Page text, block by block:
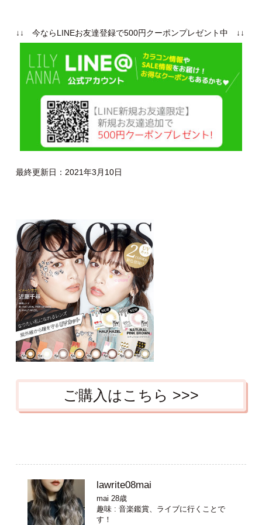
↓↓ 今ならLINEお友達登録で500円クーポンプレゼント中 ↓↓
最終更新日：2021年3月10日
ご購入はこちら >>>
lawrite08mai
mai 28歳
趣味 : 音楽鑑賞、ライブに行くことで
す！